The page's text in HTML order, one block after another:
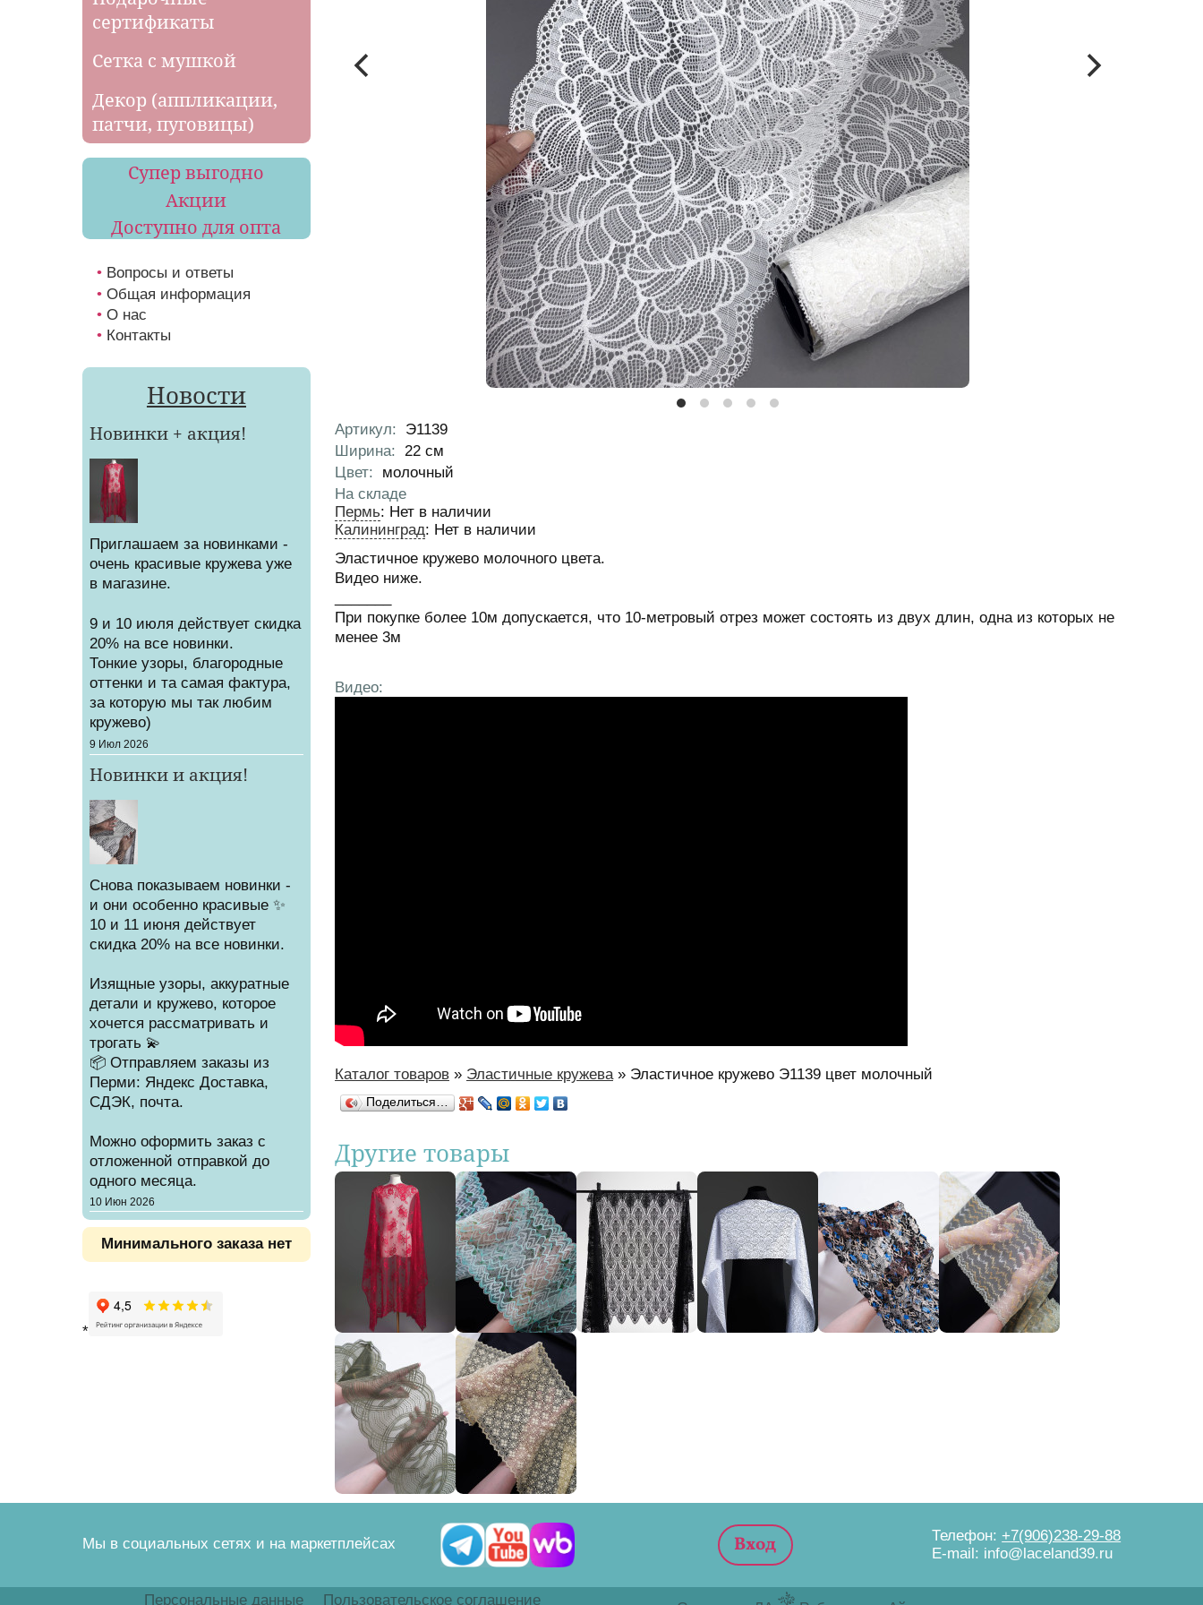
Артикул:
Э1139
Характеристики
Ширина: 22 см
Цвет:
молочный
На складе
Пермь: Нет в наличии
Калининград: Нет в наличии
Эластичное кружево молочного цвета.
Видео ниже.
При покупке более 10м допускается, что 10-метровый отрез может состоять из двух длин, одна из которых не
менее 3м
Видео:
Вы здесь
Каталог товаров » Эластичные кружева» Эластичное кружево Э1139 цвет молочный
Поделиться…
Другие товары
сертификаты
Сетка с мушкой
Декор (аппликации,
патчи, пуговицы)
Супер выгодно
Акции
Доступно для опта
Вопросы и ответы
Общая информация
О нас
Контакты
Новости
Новинки + акция!
Приглашаем за новинками -
очень красивые кружева уже
в магазине.
9 и 10 июля действует скидка
20% на все новинки.
Тонкие узоры, благородные
оттенки и та самая фактура,
за которую мы так любим
кружево)
Создано
9 Июл 2026
Новинки и акция!
Снова показываем новинки -
и они особенно красивые ✨
10 и 11 июня действует
скидка 20% на все новинки.
Изящные узоры, аккуратные
детали и кружево, которое
хочется рассматривать и
трогать 💫
📦 Отправляем заказы из
Перми: Яндекс Доставка,
СДЭК, почта.
Можно оформить заказ с
отложенной отправкой до
одного месяца.
Создано
10 Июн 2026
Минимального заказа нет
*
Мы в социальных сетях и на маркетплейсах Телефон:+7(906)238-29-88
E-mail: info@laceland39.ru
Персональные данные Пользовательское соглашение